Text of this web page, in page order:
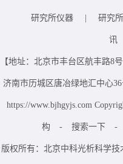
研究所仪器 研究
讯
【地址：北京市丰台区航丰路8
济南市历城区唐冶绿地汇中心36
https://www.bjhgyjs.com
构 - 搜索一下 -
版权所有：北京中科光析科学